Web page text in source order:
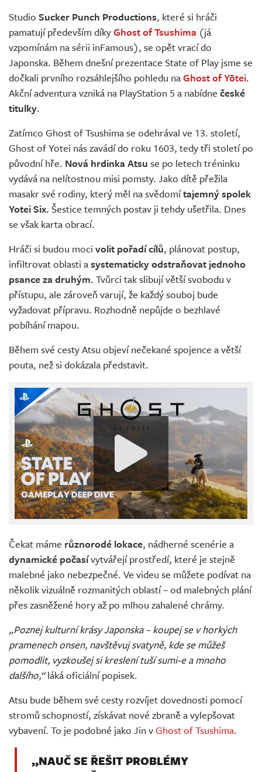
Živě
Studio Sucker Punch Productions, které si hráči
pamatují především díkyGhost of Tsushima (já
vzpomínám na sérii inFamous), se opět vrací do
Japonska. Během dnešní prezentace State of Play jsme se
dočkali prvního rozsáhlejšího pohledu naGhost of Yōtei.
Akční adventura vzniká na PlayStation 5 a nabídne české
titulky.
Zatímco Ghost of Tsushima se odehrával ve 13. století,
Ghost of Yotei nás zavádí do roku 1603, tedy tři století po
původní hře. Nová hrdinka Atsu se po letech tréninku
vydává na nelítostnou misi pomsty. Jako dítě přežila
masakr své rodiny, který měl na svědomítajemný spolek
Yotei Six. Šestice temných postav ji tehdy ušetřila. Dnes
se však karta obrací.
Hráči si budou moci volit pořadí cílů, plánovat postup,
infiltrovat oblasti asystematicky odstraňovat jednoho
psance za druhým. Tvůrci tak slibují větší svobodu v
přístupu, ale zároveň varují, že každý souboj bude
vyžadovat přípravu. Rozhodně nepůjde o bezhlavé
pobíhání mapou.
Během své cesty Atsu objeví nečekané spojence a větší
pouta, než si dokázala představit.
Čekat máme různorodé lokace, nádherné scenérie a
dynamické počasívytvářejí prostředí, které je stejně
malebné jako nebezpečné. Ve videu se můžete podívat na
několik vizuálně rozmanitých oblastí – od malebných plání
přes zasněžené hory až po mlhou zahalené chrámy.
„Poznej kulturní krásy Japonska – koupej se v horkých
pramenech onsen, navštěvuj svatyně, kde se můžeš
pomodlit, vyzkoušej si kreslení tuší sumi-e a mnoho
dalšího,“láká oficiální popisek.
Atsu bude během své cesty rozvíjet dovednosti pomocí
stromů schopností, získávat nové zbraně a vylepšovat
vybavení. To je podobné jako Jin vGhost of Tsushima.
„NAUČ SE ŘEŠIT PROBLÉMY